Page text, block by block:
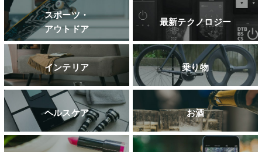
スポーツ・
アウトドア
最新テクノロジー
インテリア 乗り物
ヘルスケア お酒